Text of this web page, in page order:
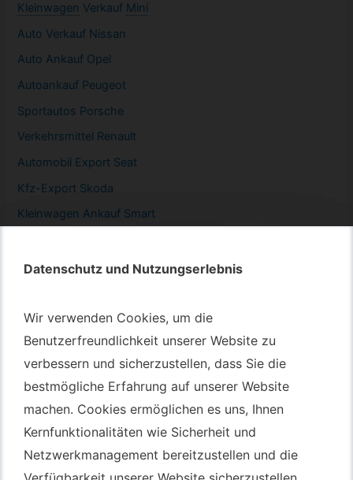
Datenschutz und Nutzungserlebnis
Wir verwenden Cookies, um die
Benutzerfreundlichkeit unserer Website zu
verbessern und sicherzustellen, dass Sie die
bestmögliche Erfahrung auf unserer Website
machen. Cookies ermöglichen es uns, Ihnen
Kernfunktionalitäten wie Sicherheit und
Netzwerkmanagement bereitzustellen und die
Datenschutz und Nutzungserlebnis
Wir verwenden Cookies, um die
Benutzerfreundlichkeit unserer Website zu
verbessern und sicherzustellen, dass Sie die
bestmögliche Erfahrung auf unserer Website
machen. Cookies ermöglichen es uns, Ihnen
Kernfunktionalitäten wie Sicherheit und
Netzwerkmanagement bereitzustellen und die
Kleinwagen Verkauf Mini
Auto Verkauf Nissan
Auto Ankauf Opel
Autoankauf Peugeot
Sportautos Porsche
Verkehrsmittel Renault
Automobil Export Seat
Kfz-Export Skoda
Kleinwagen Ankauf Smart
Autotransport Bochum
Autotransport Düsseldorf
Autotransport Essen
Autoexport Gelsenkirchen
Autoexport Herne